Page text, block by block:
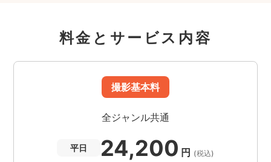
料金とサービス内容
撮影基本料
全ジャンル共通
平日 24,200 円 (税込)